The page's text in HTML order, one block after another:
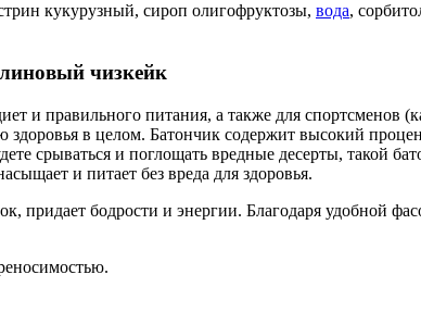
кукурузный, сироп олигофруктозы, вода,
чизкейк
и правильного питания, а также для спортсменов
здоровья в целом. Батончик содержит высокий
срываться и поглощать вредные десерты, такой
и питает без вреда для здоровья.
придает бодрости и энергии. Благодаря удобной